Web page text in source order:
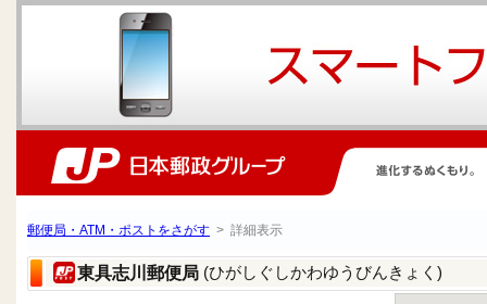
郵便局・ATM・ポストをさがす > 詳細表示
東具志川郵便局 (ひがしぐしかわゆうびんきょく)